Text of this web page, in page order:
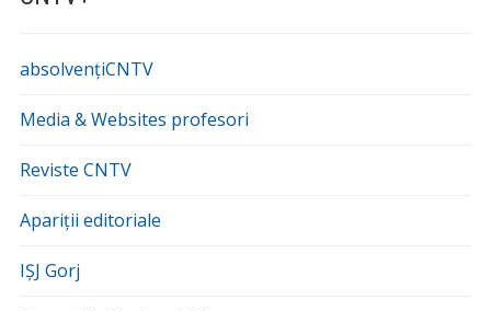
absolvențiCNTV
Media & Websites profesori
Reviste CNTV
Apariții editoriale
IȘJ Gorj